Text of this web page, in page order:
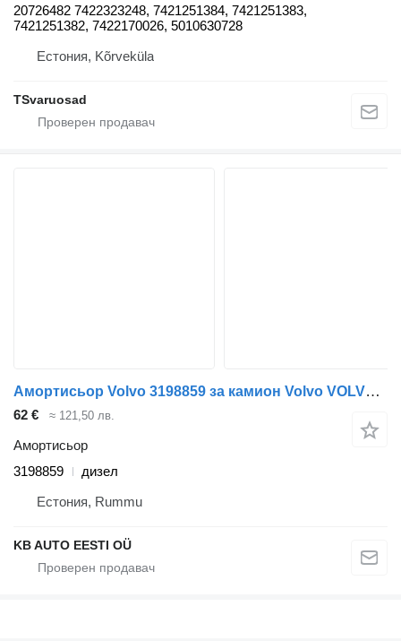
20726482 7422323248, 7421251384, 7421251383,
7421251382, 7422170026, 5010630728
Естония, Kõrveküla
TSvaruosad
Амортисьор Volvo 3198859 за камион Volvo VOLVO FH, FM, FMX-4 series (2013-)
62 € ≈ 121,50 лв.
Амортисьор
3198859
дизел
Естония, Rummu
KB AUTO EESTI OÜ